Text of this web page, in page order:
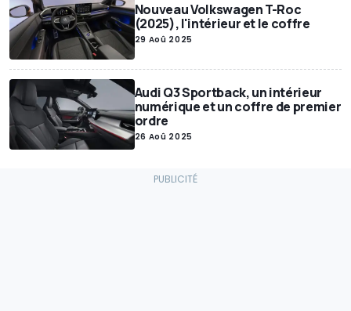
Nouveau Volkswagen T-Roc
(2025), l'intérieur et le coffre
29 Aoû 2025
Audi Q3 Sportback, un intérieur
numérique et un coffre de premier
ordre
26 Aoû 2025